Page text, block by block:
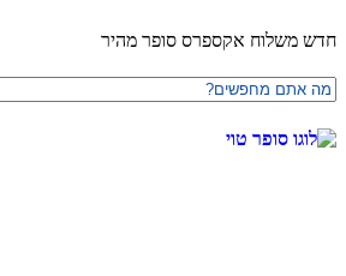
חדש משלוח אקספרס סופר מהיר